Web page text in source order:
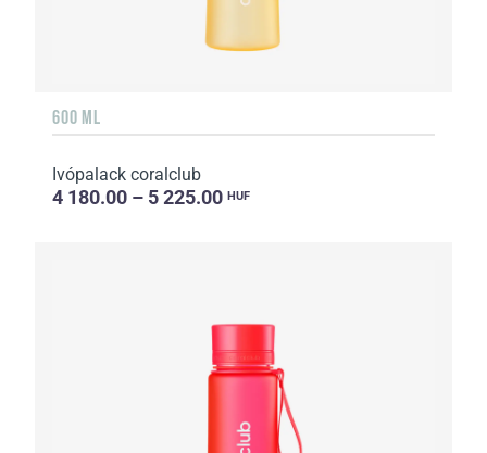
600 ML
Ivópalack coralclub
4 180.00 – 5 225.00 HUF